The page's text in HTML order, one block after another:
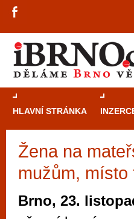
HLAVNÍ STRÁNKA
Žena na
mužům, místo
Brno, 23.